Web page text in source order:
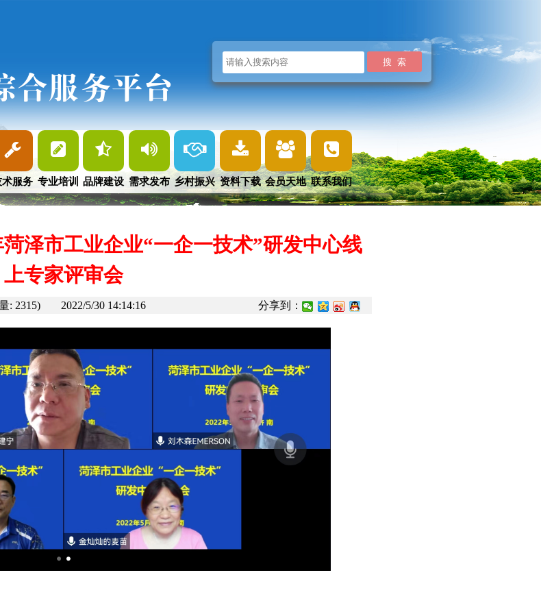
合服务平台
术服务 专业培训 品牌建设 需求发布 乡村振兴 资料下载 会员天地 联系我们
泽市工业企业“一企一技术”研发中心线
上专家评审会
: 2315) 2022/5/30 14:14:16 分享到：